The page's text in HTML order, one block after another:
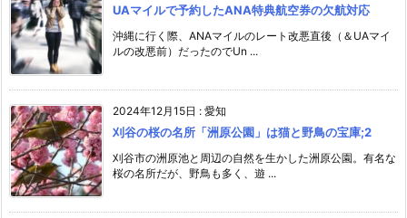
UAマイルで予約したANA特典航空券の欠航対応
沖縄に行く際、ANAマイルのレート改悪直後（＆UAマイ
ルの改悪前）だったのでUn ...
2024年12月15日 : 愛知
刈谷の桜の名所「洲原公園」は猫と野鳥の宝庫;2
刈谷市の洲原池と周辺の自然を生かした洲原公園。有名な
桜の名所だが、野鳥も多く、遊 ...